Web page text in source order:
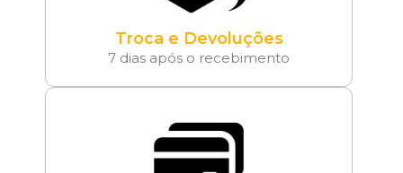
Troca e Devoluções
7 dias após o recebimento